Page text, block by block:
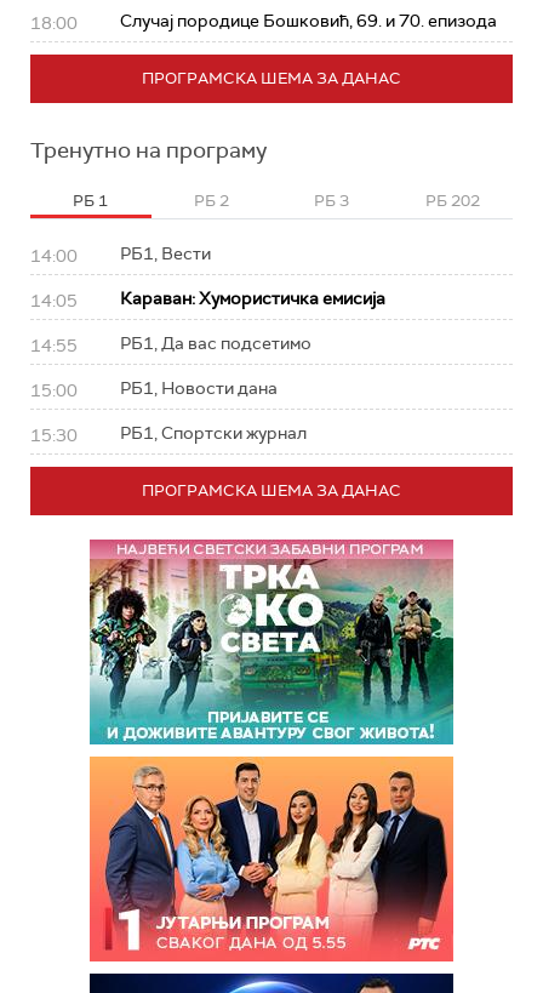
18:00 Случај породице Бошковић, 69. и 70. епизода
ПРОГРАМСКА ШЕМА ЗА ДАНАС
Тренутно на програму
РБ 1 РБ 2 РБ 3 РБ 202
14:00 РБ1, Вести
14:05 Караван: Хумористичка емисија
14:55 РБ1, Да вас подсетимо
15:00 РБ1, Новости дана
15:30 РБ1, Спортски журнал
ПРОГРАМСКА ШЕМА ЗА ДАНАС